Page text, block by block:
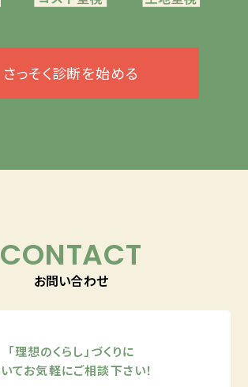
さっそく診断を始める
CONTACT
お問い合わせ
「理想のくらし」づくりに
てお気軽にご相談下さい！